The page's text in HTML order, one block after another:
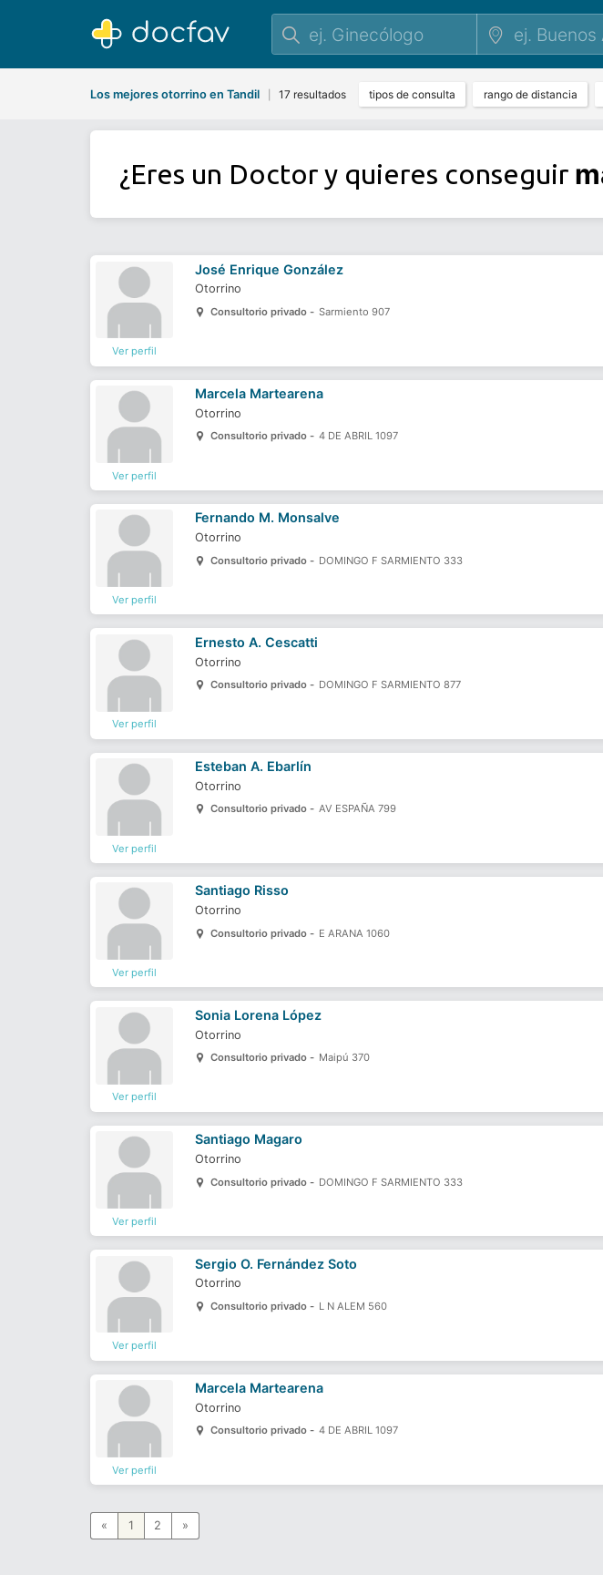
Los mejores otorrino en Tandil 17 resultados tipos de consulta rango de distancia
¿Eres un Doctor y quieres conseguir
Ver perfil
José Enrique González
Otorrino
Consultorio privado - Sarmiento 907
Ver perfil
Marcela Martearena
Otorrino
Consultorio privado - 4 DE ABRIL 1097
Ver perfil
Fernando M. Monsalve
Otorrino
Consultorio privado - DOMINGO F SARMIENTO 333
Ver perfil
Ernesto A. Cescatti
Otorrino
Consultorio privado - DOMINGO F SARMIENTO 877
Ver perfil
Esteban A. Ebarlín
Otorrino
Consultorio privado - AV ESPAÑA 799
Ver perfil
Santiago Risso
Otorrino
Consultorio privado - E ARANA 1060
Ver perfil
Sonia Lorena López
Otorrino
Consultorio privado - Maipú 370
Ver perfil
Santiago Magaro
Otorrino
Consultorio privado - DOMINGO F SARMIENTO 333
Ver perfil
Sergio O. Fernández Soto
Otorrino
Consultorio privado - L N ALEM 560
Ver perfil
Marcela Martearena
Otorrino
Consultorio privado - 4 DE ABRIL 1097
« 1 2 »